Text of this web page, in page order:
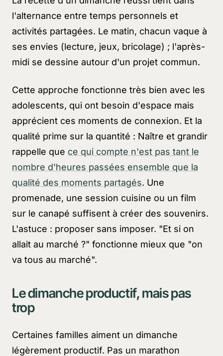
l'alternance entre temps personnels et
activités partagées. Le matin, chacun vaque à
ses envies (lecture, jeux, bricolage) ; l'après-
midi se dessine autour d'un projet commun.
Cette approche fonctionne très bien avec les
adolescents, qui ont besoin d'espace mais
apprécient ces moments de connexion. Et la
qualité prime sur la quantité : Naître et grandir
rappelle que ce qui compte n'est pas tant le
nombre d'heures passées ensemble que la
qualité des moments partagés. Une
promenade, une session cuisine ou un film
sur le canapé suffisent à créer des souvenirs.
L'astuce : proposer sans imposer. "Et si on
allait au marché ?" fonctionne mieux que "on
va tous au marché".
Le dimanche productif, mais pas
trop
Certaines familles aiment un dimanche
légèrement productif. Pas un marathon